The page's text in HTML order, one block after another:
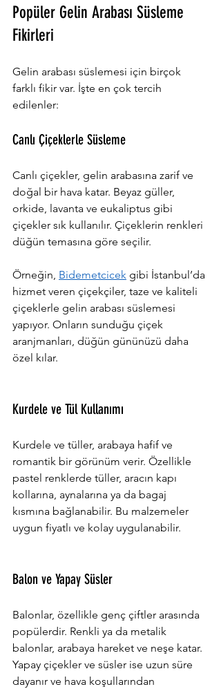
Popüler Gelin Arabası Süsleme
Fikirleri
Gelin arabası süslemesi için birçok
farklı fikir var. İşte en çok tercih
edilenler:
Canlı Çiçeklerle Süsleme
Canlı çiçekler, gelin arabasına zarif ve
doğal bir hava katar. Beyaz güller,
orkide, lavanta ve eukaliptus gibi
çiçekler sık kullanılır. Çiçeklerin renkleri
düğün temasına göre seçilir.
Örneğin, Bidemetcicek gibi İstanbul’da
hizmet veren çiçekçiler, taze ve kaliteli
çiçeklerle gelin arabası süslemesi
yapıyor. Onların sunduğu çiçek
aranjmanları, düğün gününüzü daha
özel kılar.
Kurdele ve Tül Kullanımı
Kurdele ve tüller, arabaya hafif ve
romantik bir görünüm verir. Özellikle
pastel renklerde tüller, aracın kapı
kollarına, aynalarına ya da bagaj
kısmına bağlanabilir. Bu malzemeler
uygun fiyatlı ve kolay uygulanabilir.
Balon ve Yapay Süsler
Balonlar, özellikle genç çiftler arasında
popülerdir. Renkli ya da metalik
balonlar, arabaya hareket ve neşe katar.
Yapay çiçekler ve süsler ise uzun süre
dayanır ve hava koşullarından